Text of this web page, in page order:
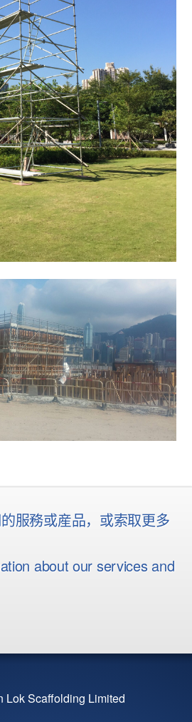
服務或産品，或索取更多
about our services and
Lok Scaffolding Limited